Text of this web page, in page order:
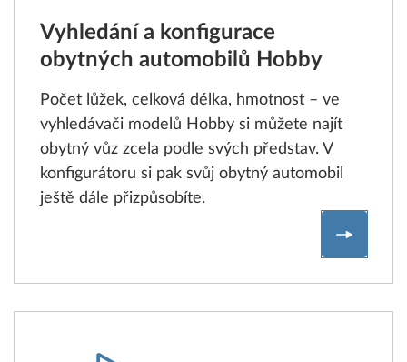
Vyhledání a konfigurace
obytných automobilů Hobby
Počet lůžek, celková délka, hmotnost – ve
vyhledávači modelů Hobby si můžete najít
obytný vůz zcela podle svých představ. V
konfigurátoru si pak svůj obytný automobil
ještě dále přizpůsobíte.